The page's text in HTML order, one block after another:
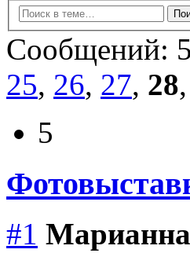
Сообщений:
25, 26, 27, 28,
5
#1 Марианна